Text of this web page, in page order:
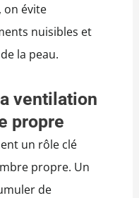
on évite
nuisibles et
la peau.
ventilation
propre
un rôle clé
propre. Un
de